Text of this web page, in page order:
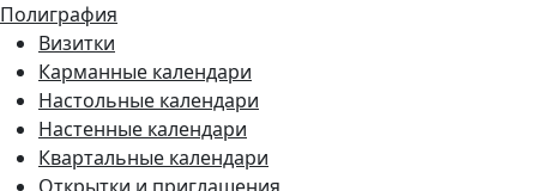
Полиграфия
Визитки
Карманные календари
Настольные календари
Настенные календари
Квартальные календари